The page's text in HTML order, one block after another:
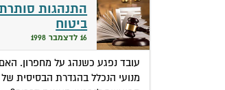
התנהגות
ביטוח
16 לדצמבר 1998
עובד נפגע כשנהג על מחפרון.
מנועי הנכלל בהגדרת הבסיסית